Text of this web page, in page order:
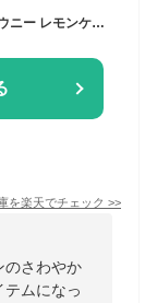
【送料無料 20個セット】コストコ ミスターブラウニー レモンケーキ (レモンケーキ20)個包装 バラ売り スイーツ 洋菓子 お菓子 お試し
を楽天でチェック >>
のさわやか
ムになっ